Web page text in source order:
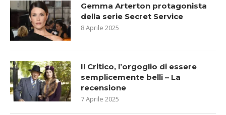
Gemma Arterton protagonista
della serie Secret Service
8 Aprile 2025
Il Critico, l’orgoglio di essere
semplicemente belli – La
recensione
7 Aprile 2025